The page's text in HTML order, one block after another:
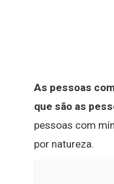
As pessoas
que são as
pessoas com
por natureza.